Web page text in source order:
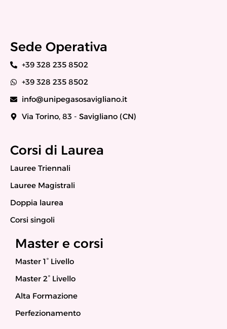
Sede Operativa
+39 328 235 8502
+39 328 235 8502
info@unipegasosavigliano.it
Via Torino, 83 - Savigliano (CN)
Corsi di Laurea
Lauree Triennali
Lauree Magistrali
Doppia laurea
Corsi singoli
Master e corsi
Master 1° Livello
Master 2° Livello
Alta Formazione
Perfezionamento